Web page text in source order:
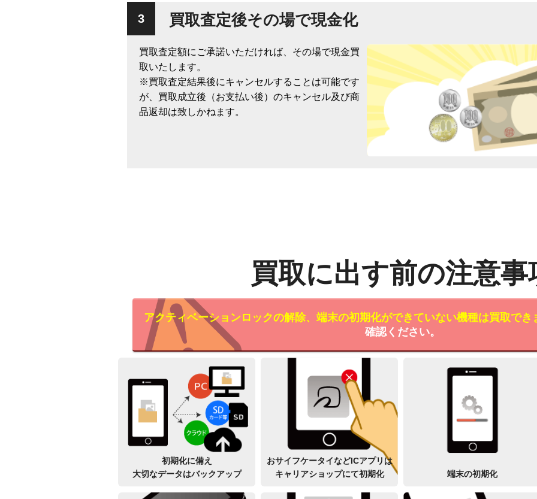
買取査定後その場で現金化
買取査定額にご承諾いただければ、その場で現金買
取いたします。
※買取査定結果後にキャンセルすることは可能です
が、買取成立後（お支払い後）のキャンセル及び商
品返却は致しかねます。
買取に出す前の注意事
アクティベーションロックの解除、端末の初期化ができていない機種は買取でき
確認ください。
初期化に備え
大切なデータはバックアップ
おサイフケータイなどICアプリは
キャリアショップにて初期化
端末の初期化